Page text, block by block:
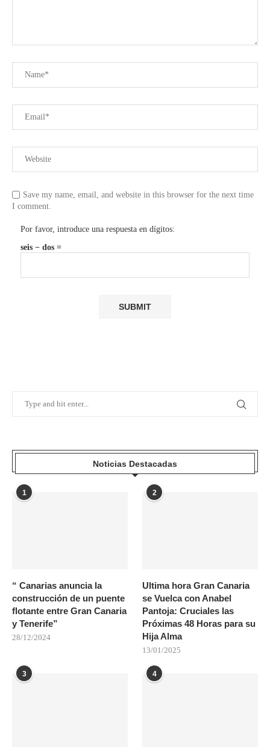
Save my name, email, and website in this browser for the next time
I comment.
Por favor, introduce una respuesta en dígitos:
seis − dos =
Noticias Destacadas
1
“ Canarias anuncia la
construcción de un puente
flotante entre Gran Canaria
y Tenerife”
28/12/2024
2
Ultima hora Gran Canaria
se Vuelca con Anabel
Pantoja: Cruciales las
Próximas 48 Horas para su
Hija Alma
13/01/2025
3 4